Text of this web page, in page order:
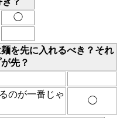
◯
を先に入れるべき？それ
先？
のが一番じゃ
◯